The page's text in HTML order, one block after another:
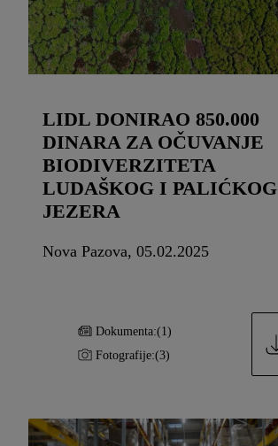
LIDL DONIRAO 850.000
DINARA ZA OČUVANJE
BIODIVERZITETA
LUDAŠKOG I PALIĆKOG
JEZERA
Nova Pazova, 05.02.2025
Dokumenta:(1)
Fotografije:(3)